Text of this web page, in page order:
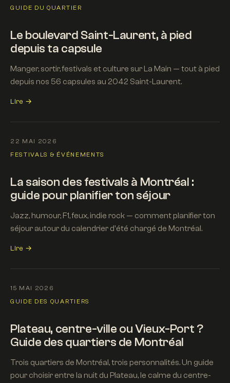
GUIDE DU QUARTIER
Le boulevard Saint-Laurent, à pied
depuis ta capsule
Manger, sortir, festivals et culture sur La Main — tout à pied
depuis nos 56 capsules au 2042 Saint-Laurent.
Lire →
22 MAI 2026
FESTIVALS & ÉVÉNEMENTS
La saison des festivals à Montréal :
guide pour planifier ton séjour
Jazz, humour, F1, feux, indie rock — comment planifier ton
séjour autour du calendrier d'été chargé de Montréal.
Lire →
15 MAI 2026
GUIDE DES QUARTIERS
Plateau, centre-ville ou Vieux-Port ?
Guide des quartiers de Montréal
Trois quartiers de Montréal, trois personnalités. Un guide
pour choisir entre la nuit du Plateau, le calme du centre-